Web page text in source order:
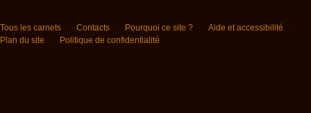
Tous les carnets Contacts Pourquoi ce site ?
Aide et accessibilité
Plan du site
Politique de confidentialité